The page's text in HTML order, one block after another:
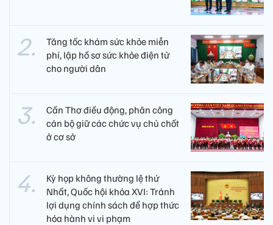
Tăng tốc khám sức khỏe miễn
phí, lập hồ sơ sức khỏe điện tử
cho người dân
Cần Thơ điều động, phân công
cán bộ giữ các chức vụ chủ chốt
ở cơ sở
Kỳ họp không thường lệ thứ
Nhất, Quốc hội khóa XVI: Tránh
lợi dụng chính sách để hợp thức
hóa hành vi vi phạm